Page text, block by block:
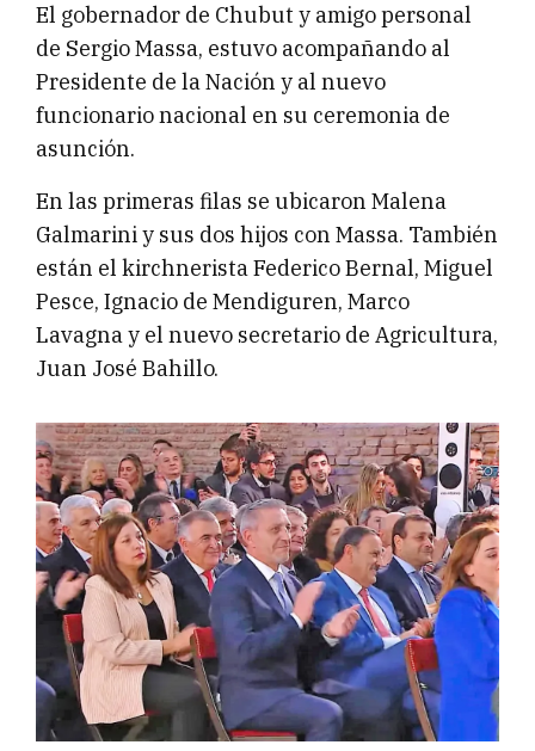
El gobernador de Chubut y amigo personal
de Sergio Massa, estuvo acompañando al
Presidente de la Nación y al nuevo
funcionario nacional en su ceremonia de
asunción.
En las primeras filas se ubicaron Malena
Galmarini y sus dos hijos con Massa. También
están el kirchnerista Federico Bernal, Miguel
Pesce, Ignacio de Mendiguren, Marco
Lavagna y el nuevo secretario de Agricultura,
Juan José Bahillo.